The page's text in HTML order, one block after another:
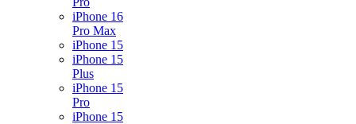
iPhone 16
Pro Max
iPhone 15
iPhone 15
Plus
iPhone 15
Pro
iPhone 15